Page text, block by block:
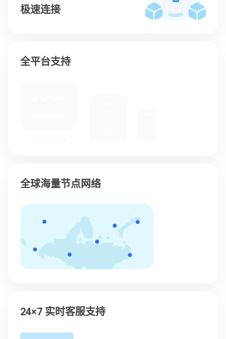
极速连接
全平台支持
全球海量节点网络
24×7 实时客服支持